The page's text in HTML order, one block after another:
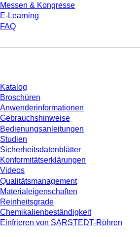
Messen & Kongresse
E-Learning
FAQ
Katalog
Broschüren
Anwenderinformationen
Gebrauchshinweise
Bedienungsanleitungen
Studien
Sicherheitsdatenblätter
Konformitätserklärungen
Videos
Qualitätsmanagement
Materialeigenschaften
Reinheitsgrade
Chemikalienbeständigkeit
Einfrieren von SARSTEDT-Röhren